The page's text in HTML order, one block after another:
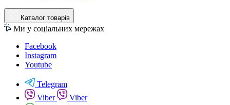
Каталог товарів
Ми у соціальних мережах
Facebook
Instagram
Youtube
Telegram
Viber
Viber